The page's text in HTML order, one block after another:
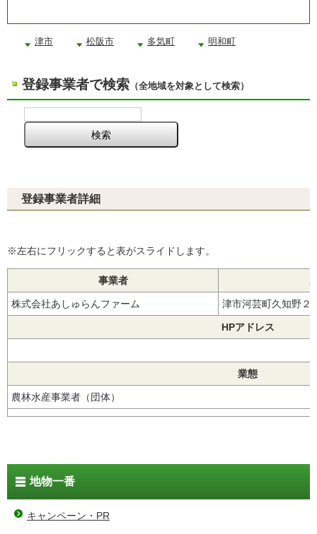
津市 松阪市 多気町 明和町
登録事業者で検索 （全地域を対象として検索）
登録事業者詳細
※左右にフリックすると表がスライドします。
事業者
株式会社あしゅらんファーム 津市河芸町久知野
HPアドレス
業態
農林水産事業者（団体）
地物一番
キャンペーン・PR